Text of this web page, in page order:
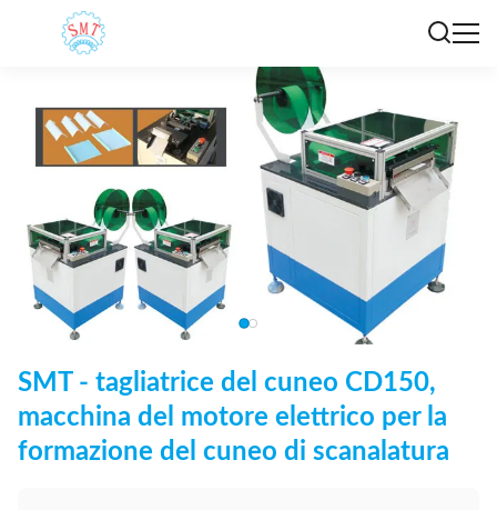
SMT - tagliatrice del cuneo CD150,
macchina del motore elettrico per la
formazione del cuneo di scanalatura